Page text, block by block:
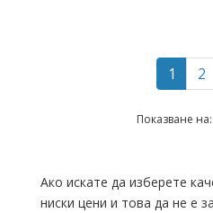
1 2
Показване на:
Ако искате да изберете
ниски цени и това да не е